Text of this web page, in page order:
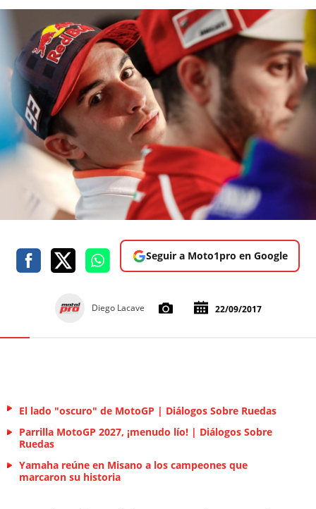
Seguir a Moto1pro en Google
Diego Lacave 22/09/2017
El lado "oscuro" de MotoGP | Diálogos Sobre Ruedas
Parrilla MotoGP 2027, ¡menudo lío! | Diálogos Sobre
Ruedas
Yamaha reúne en Misano a los campeones que
marcaron su historia